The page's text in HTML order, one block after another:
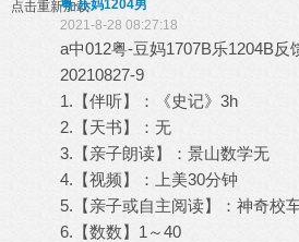
点击重新加载粤-乐妈1204男
2021-8-28 08:27:18
a中012粤-豆妈1707B乐1204B反
20210827-9
1.【伴听】：《史记》3h
2.【天书】：无
3.【亲子朗读】：景山数学无
4.【视频】：上美30分钟
5.【亲子或自主阅读】：神奇校
6.【数数】1～40